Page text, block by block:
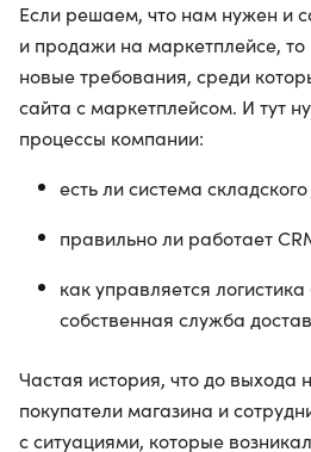
Если решаем, что нам нужен и
и продажи на маркетплейсе,
новые требования, среди
сайта с маркетплейсом. И тут
процессы компании:
есть ли система
правильно ли работает
как управляется
собственная служба
Частая история, что до выхода
покупатели магазина и
с ситуациями, которые